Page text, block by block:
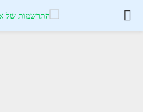
PRIMARY